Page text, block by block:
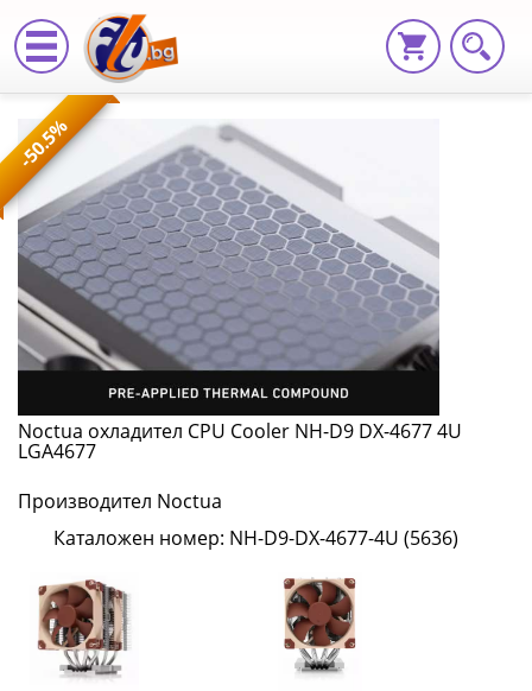
Noctua
охладител
CPU
Cooler
NH-
D9
DX-
4677
4U
LGA4677
NH-
D9-
DX-
-50.5%
Noctua охладител CPU Cooler NH-D9 DX-4677 4U
LGA4677
Производител Noctua
Каталожен номер: NH-D9-DX-4677-4U (5636)